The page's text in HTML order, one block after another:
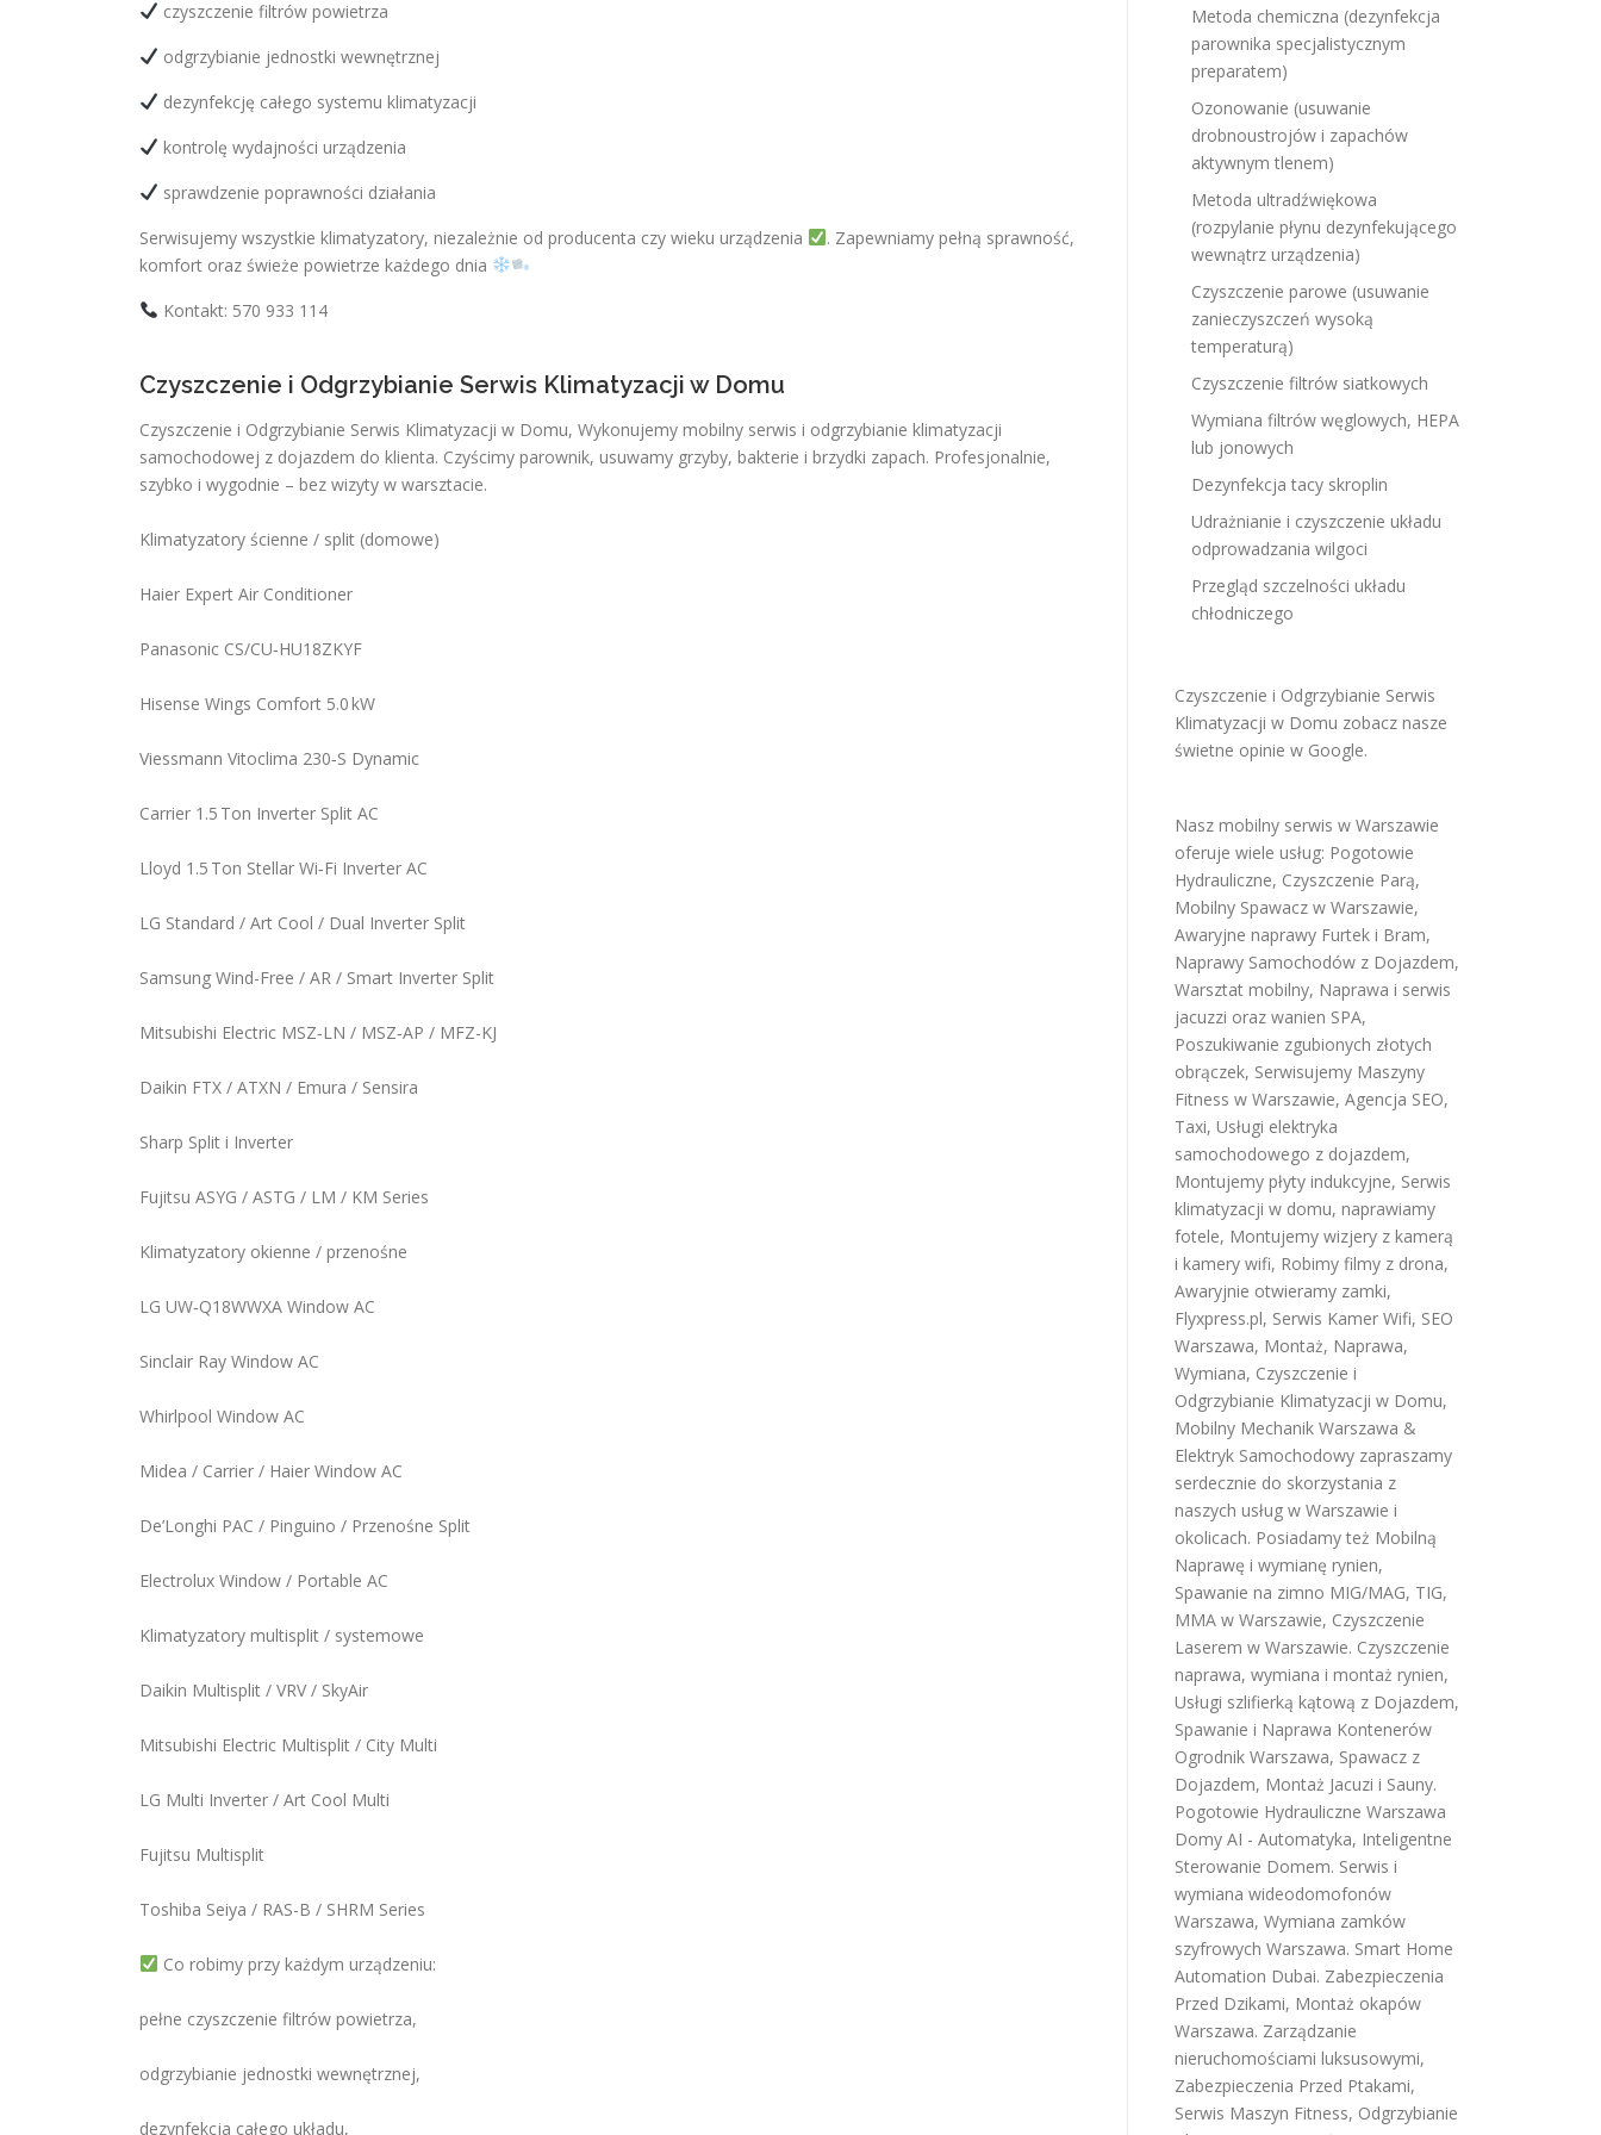
czyszczenie filtrów powietrza
odgrzybianie jednostki wewnętrznej
dezynfekcję całego systemu klimatyzacji
kontrolę wydajności urządzenia
sprawdzenie poprawności działania
Serwisujemy wszystkie klimatyzatory, niezależnie od producenta czy wieku urządzenia
. Zapewniamy pełną sprawność,
komfort oraz świeże powietrze każdego dnia
Kontakt: 570 933 114
Czyszczenie i Odgrzybianie Serwis Klimatyzacji w Domu
Czyszczenie i Odgrzybianie Serwis Klimatyzacji w Domu, Wykonujemy mobilny serwis i odgrzybianie klimatyzacji
samochodowej z dojazdem do klienta. Czyścimy parownik, usuwamy grzyby, bakterie i brzydki zapach. Profesjonalnie,
szybko i wygodnie – bez wizyty w warsztacie.
Klimatyzatory ścienne / split (domowe)
Haier Expert Air Conditioner
Panasonic CS/CU‑HU18ZKYF
Hisense Wings Comfort 5.0 kW
Viessmann Vitoclima 230‑S Dynamic
Carrier 1.5 Ton Inverter Split AC
Lloyd 1.5 Ton Stellar Wi‑Fi Inverter AC
LG Standard / Art Cool / Dual Inverter Split
Samsung Wind-Free / AR / Smart Inverter Split
Mitsubishi Electric MSZ‑LN / MSZ‑AP / MFZ-KJ
Daikin FTX / ATXN / Emura / Sensira
Sharp Split i Inverter
Fujitsu ASYG / ASTG / LM / KM Series
Klimatyzatory okienne / przenośne
LG UW‑Q18WWXA Window AC
Sinclair Ray Window AC
Whirlpool Window AC
Midea / Carrier / Haier Window AC
De’Longhi PAC / Pinguino / Przenośne Split
Electrolux Window / Portable AC
Klimatyzatory multisplit / systemowe
Daikin Multisplit / VRV / SkyAir
Mitsubishi Electric Multisplit / City Multi
LG Multi Inverter / Art Cool Multi
Fujitsu Multisplit
Toshiba Seiya / RAS-B / SHRM Series
Co robimy przy każdym urządzeniu:
pełne czyszczenie filtrów powietrza,
odgrzybianie jednostki wewnętrznej,
dezynfekcja całego układu,
Metoda chemiczna (dezynfekcja
parownika specjalistycznym
preparatem)
Ozonowanie (usuwanie
drobnoustrojów i zapachów
aktywnym tlenem)
Metoda ultradźwiękowa
(rozpylanie płynu dezynfekującego
wewnątrz urządzenia)
Czyszczenie parowe (usuwanie
zanieczyszczeń wysoką
temperaturą)
Czyszczenie filtrów siatkowych
Wymiana filtrów węglowych, HEPA
lub jonowych
Dezynfekcja tacy skroplin
Udrażnianie i czyszczenie układu
odprowadzania wilgoci
Przegląd szczelności układu
chłodniczego
Czyszczenie i Odgrzybianie Serwis
Klimatyzacji w Domu zobacz nasze
świetne opinie w Google.
Nasz mobilny serwis w Warszawie
oferuje wiele usług: Pogotowie
Hydrauliczne, Czyszczenie Parą,
Mobilny Spawacz w Warszawie,
Awaryjne naprawy Furtek i Bram,
Naprawy Samochodów z Dojazdem,
Warsztat mobilny, Naprawa i serwis
jacuzzi oraz wanien SPA,
Poszukiwanie zgubionych złotych
obrączek, Serwisujemy Maszyny
Fitness w Warszawie, Agencja SEO,
Taxi, Usługi elektryka
samochodowego z dojazdem,
Montujemy płyty indukcyjne, Serwis
klimatyzacji w domu, naprawiamy
fotele, Montujemy wizjery z kamerą
i kamery wifi, Robimy filmy z drona,
Awaryjnie otwieramy zamki,
Flyxpress.pl, Serwis Kamer Wifi, SEO
Warszawa, Montaż, Naprawa,
Wymiana, Czyszczenie i
Odgrzybianie Klimatyzacji w Domu,
Mobilny Mechanik Warszawa &
Elektryk Samochodowy zapraszamy
serdecznie do skorzystania z
naszych usług w Warszawie i
okolicach. Posiadamy też Mobilną
Naprawę i wymianę rynien,
Spawanie na zimno MIG/MAG, TIG,
MMA w Warszawie, Czyszczenie
Laserem w Warszawie. Czyszczenie
naprawa, wymiana i montaż rynien,
Usługi szlifierką kątową z Dojazdem,
Spawanie i Naprawa Kontenerów
Ogrodnik Warszawa, Spawacz z
Dojazdem, Montaż Jacuzi i Sauny.
Pogotowie Hydrauliczne Warszawa
Domy AI - Automatyka, Inteligentne
Sterowanie Domem. Serwis i
wymiana wideodomofonów
Warszawa, Wymiana zamków
szyfrowych Warszawa. Smart Home
Automation Dubai. Zabezpieczenia
Przed Dzikami, Montaż okapów
Warszawa. Zarządzanie
nieruchomościami luksusowymi,
Zabezpieczenia Przed Ptakami,
Serwis Maszyn Fitness, Odgrzybianie